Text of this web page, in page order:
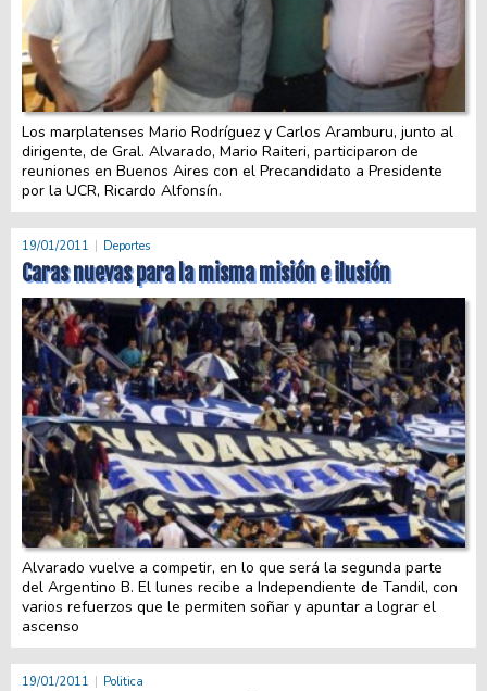
Los marplatenses Mario Rodríguez y Carlos Aramburu, junto al
dirigente, de Gral. Alvarado, Mario Raiteri, participaron de
reuniones en Buenos Aires con el Precandidato a Presidente
por la UCR, Ricardo Alfonsín.
19/01/2011 Deportes
Caras nuevas para la misma misión e ilusión
Alvarado vuelve a competir, en lo que será la segunda parte
del Argentino B. El lunes recibe a Independiente de Tandil, con
varios refuerzos que le permiten soñar y apuntar a lograr el
ascenso
19/01/2011 Politica